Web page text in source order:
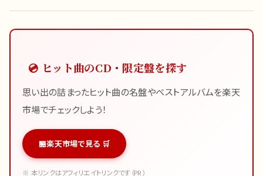
💿 ヒット曲のCD・限定盤を探す
思い出の詰まったヒット曲の名盤やベストアルバムを楽天
市場でチェックしよう！
楽天市場で見る 🛒
※ 本リンクはアフィリエイトリンクです（PR）